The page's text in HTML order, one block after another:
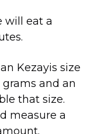
will eat a
Kezayis size
and an
that size.
measure a